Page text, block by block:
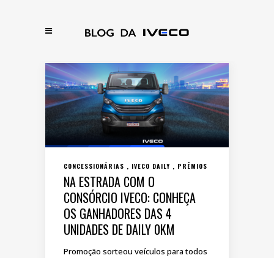
CONCESSIONÁRIAS IVECO DAILY PRÊMIOS
NA ESTRADA COM O
CONSÓRCIO IVECO: CONHEÇA
OS GANHADORES DAS 4
UNIDADES DE DAILY 0KM
Promoção sorteou veículos para todos